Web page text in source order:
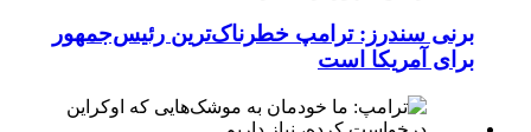
برنی سندرز: ترامپ خطرناک‌ترین رئیس‌جمهور
برای آمریکا است